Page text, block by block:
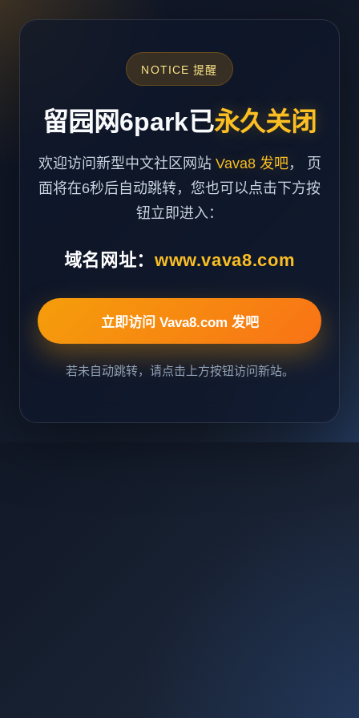
NOTICE 提醒
留园网6park已永久关闭
欢迎访问新型中文社区网站 Vava8 发吧， 页
面将在6秒后自动跳转，您也可以点击下方按
钮立即进入：
域名网址： www.vava8.com
立即访问 Vava8.com 发吧
若未自动跳转，请点击上方按钮访问新站。